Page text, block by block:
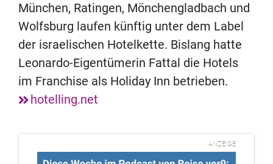
München, Ratingen, Mönchengladbach und
Wolfsburg laufen künftig unter dem Label
der israelischen Hotelkette. Bislang hatte
Leonardo-Eigentümerin Fattal die Hotels
im Franchise als Holiday Inn betrieben.
hotelling.net
ANZEIGE